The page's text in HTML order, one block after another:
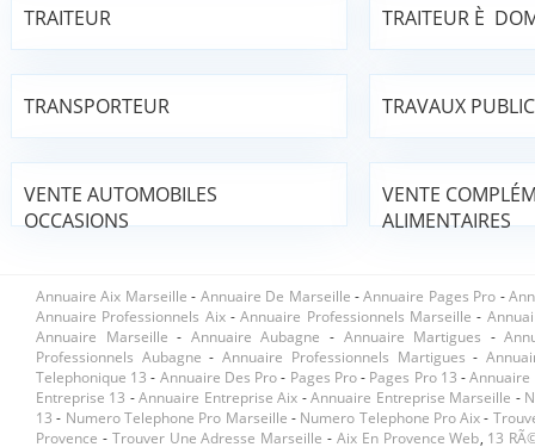
TRAITEUR TRAITEUR È
TRANSPORTEUR TRAVAUX
VENTE AUTOMOBILES
OCCASIONS
VENTE
ALIMENTAIRES
Annuaire Aix Marseille - Annuaire De Marseille -Annuaire Pages Pro -
Annuaire Professionnels Aix -Annuaire Professionnels Marseille -
Annuaire Marseille - Annuaire Aubagne - Annuaire Martigues -
Professionnels Aubagne -Annuaire Professionnels Martigues -
Telephonique 13 - Annuaire Des Pro- Pages Pro- Pages Pro 13 -Annuaire
Entreprise 13 -Annuaire Entreprise Aix -Annuaire Entreprise Marseille -
13 - Numero Telephone Pro Marseille - Numero Telephone Pro Aix-
Provence - Trouver Une Adresse Marseille - Aix En Provence Web, 13